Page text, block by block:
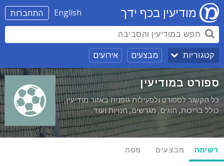
התחברות English מודיעין בכף ידך
קטגוריות מבצעים אירועים
ספורט במודיעין
כל הקשור לספורט ולפעילות גופנית באזור מודיעין,
כולל בריכות, חוגים, מגרשים, חנויות ועוד.
רשימה מבצעים מפה